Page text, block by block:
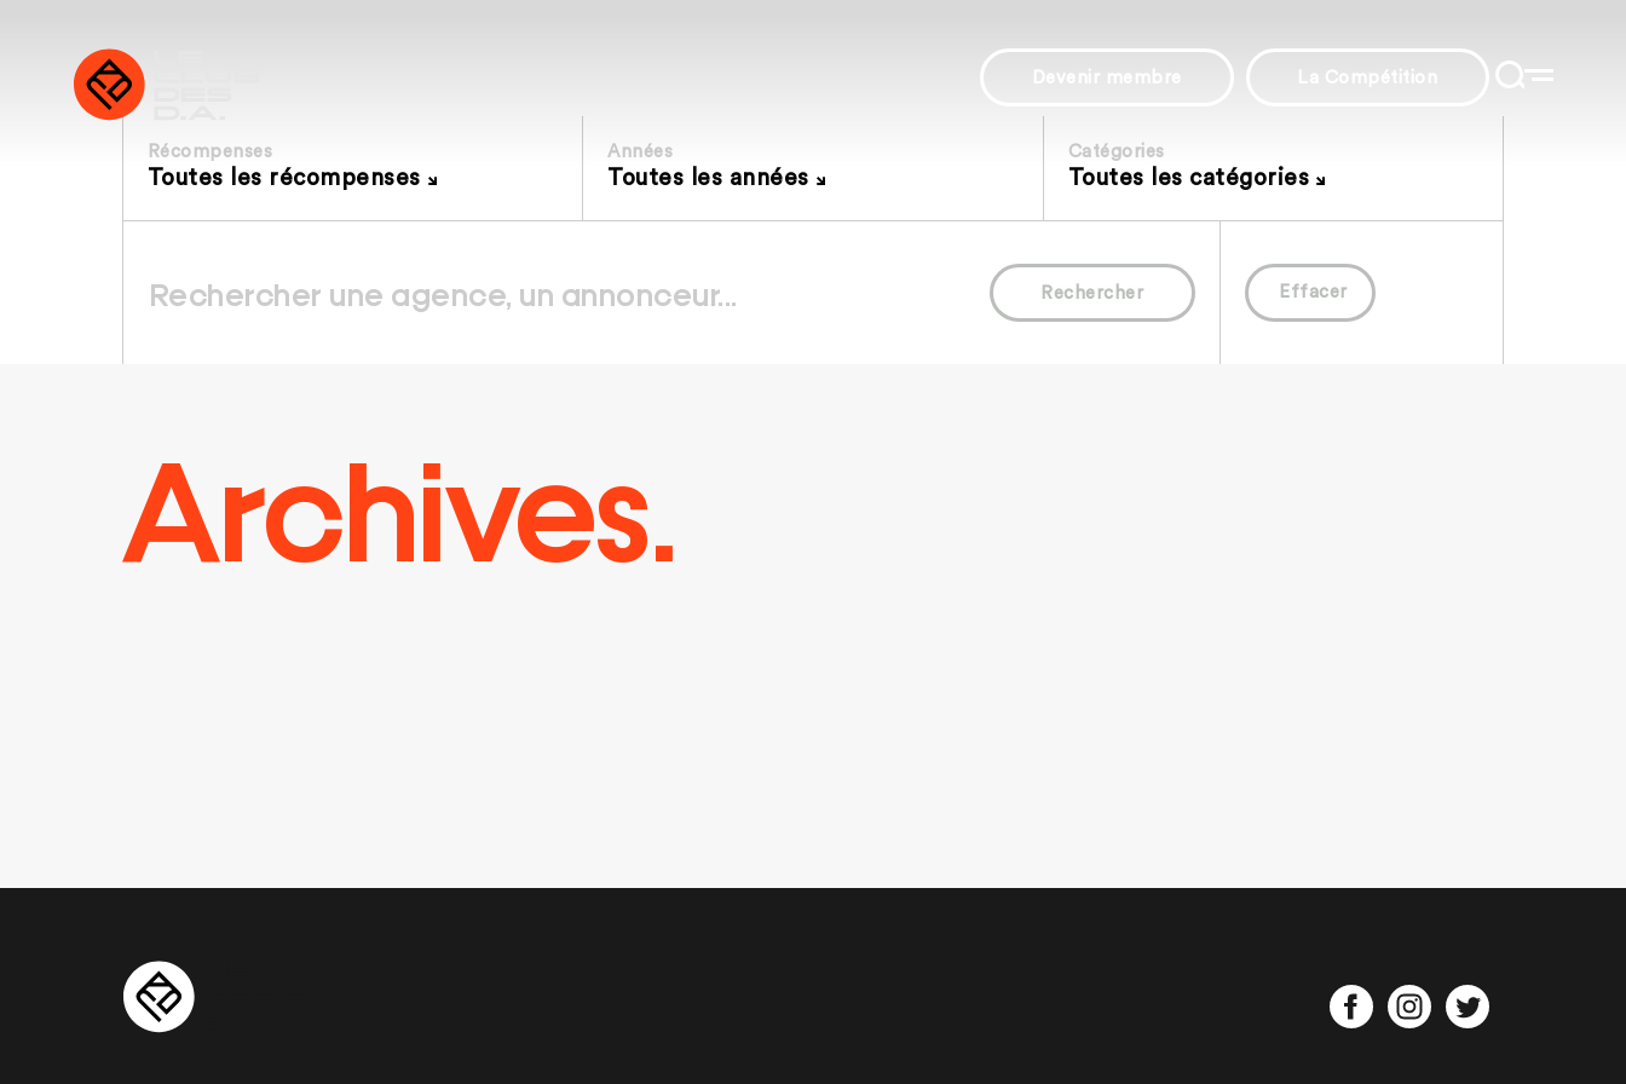
Devenir membre La Compétition
Récompenses
Toutes les récompenses
Années
Toutes les années
Catégories
Toutes les catégories
Rechercher Effacer
Archives.